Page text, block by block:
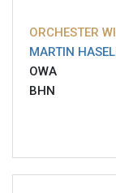
ORCHESTER
MARTIN
OWA
BHN